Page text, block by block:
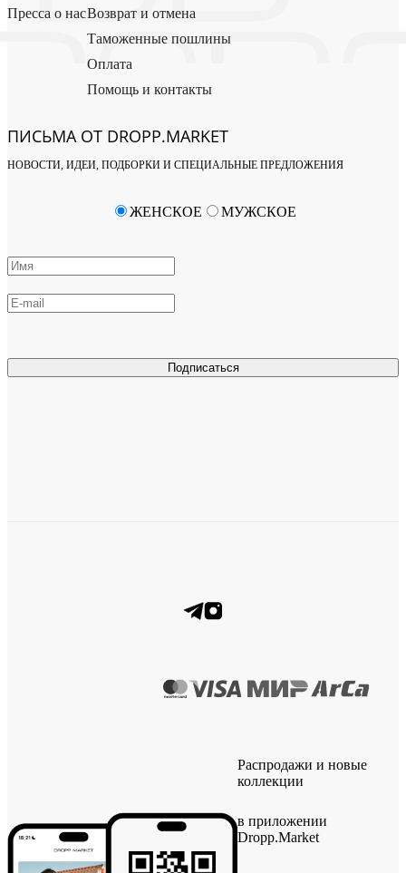
Пресса о насВозврат и отмена
Таможенные пошлины
Оплата
Помощь и контакты
ПИСЬМА ОТ DROPP.MARKET
НОВОСТИ, ИДЕИ, ПОДБОРКИ И СПЕЦИАЛЬНЫЕ ПРЕДЛОЖЕНИЯ
Подписаться
ЖЕНСКОЕ МУЖСКОЕ
Распродажи и новые
коллекции
в приложении
Dropp.Market